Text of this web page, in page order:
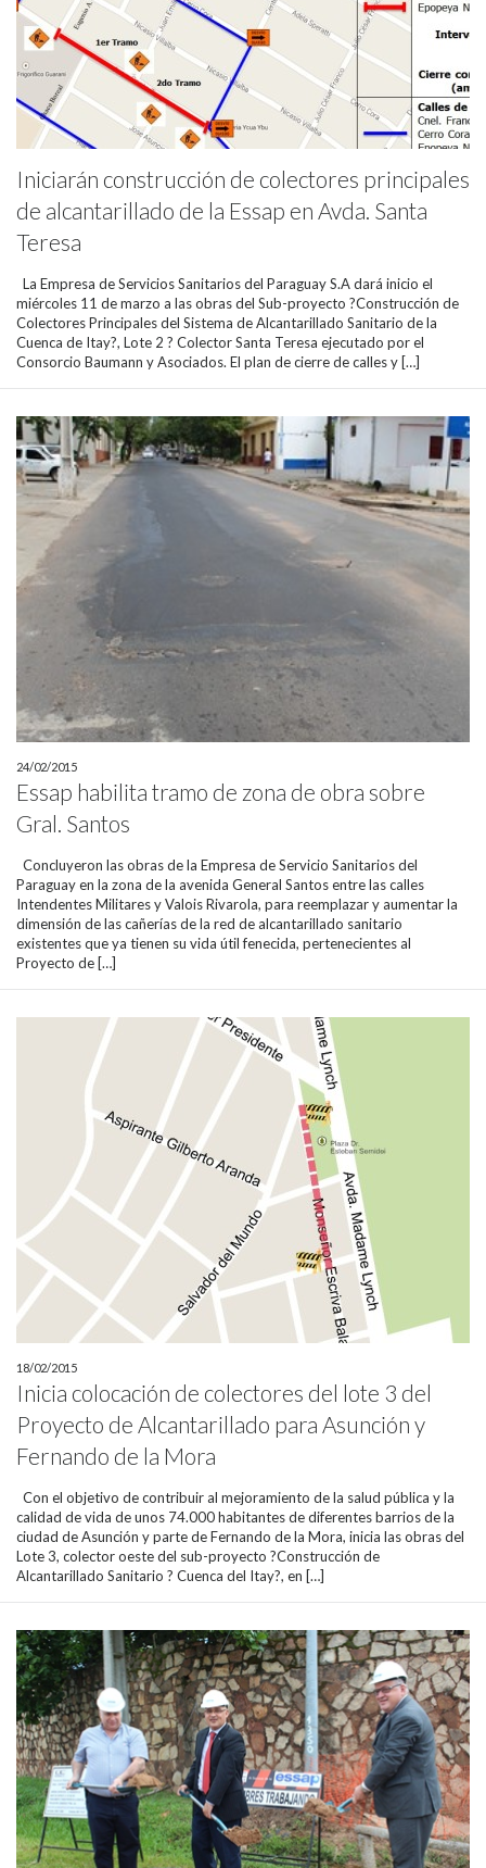
Iniciarán construcción de colectores principales
de alcantarillado de la Essap en Avda. Santa
Teresa
La Empresa de Servicios Sanitarios del Paraguay S.A dará inicio el
miércoles 11 de marzo a las obras del Sub-proyecto ?Construcción de
Colectores Principales del Sistema de Alcantarillado Sanitario de la
Cuenca de Itay?, Lote 2 ? Colector Santa Teresa ejecutado por el
Consorcio Baumann y Asociados. El plan de cierre de calles y […]
24/02/2015
Essap habilita tramo de zona de obra sobre
Gral. Santos
Concluyeron las obras de la Empresa de Servicio Sanitarios del
Paraguay en la zona de la avenida General Santos entre las calles
Intendentes Militares y Valois Rivarola, para reemplazar y aumentar la
dimensión de las cañerías de la red de alcantarillado sanitario
existentes que ya tienen su vida útil fenecida, pertenecientes al
Proyecto de […]
18/02/2015
Inicia colocación de colectores del lote 3 del
Proyecto de Alcantarillado para Asunción y
Fernando de la Mora
Con el objetivo de contribuir al mejoramiento de la salud pública y la
calidad de vida de unos 74.000 habitantes de diferentes barrios de la
ciudad de Asunción y parte de Fernando de la Mora, inicia las obras del
Lote 3, colector oeste del sub-proyecto ?Construcción de
Alcantarillado Sanitario ? Cuenca del Itay?, en […]